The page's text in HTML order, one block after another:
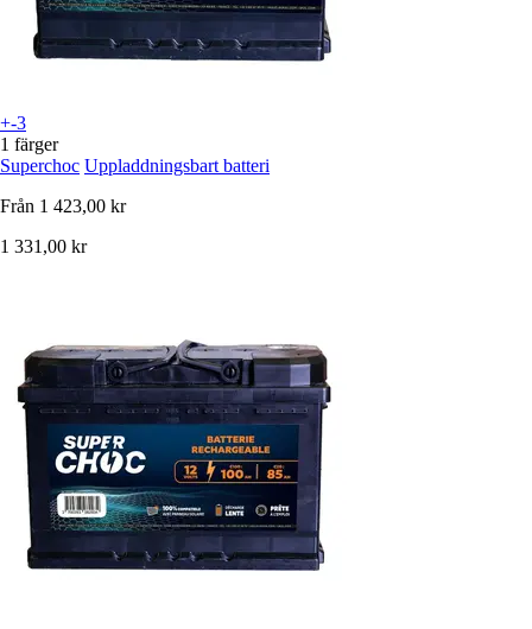
+-3
1 färger
Superchoc Uppladdningsbart batteri
Från 1 423,00 kr
1 331,00 kr